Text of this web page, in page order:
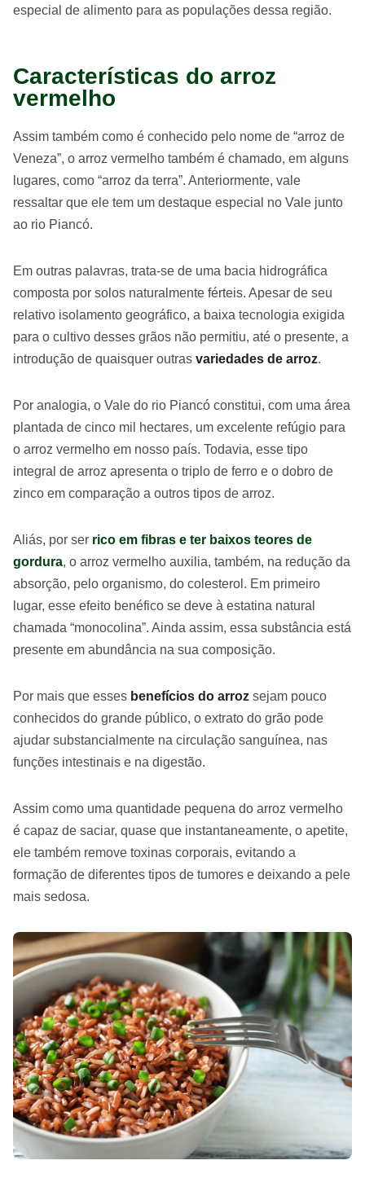
especial de alimento para as populações dessa região.
Características do arroz
vermelho
Assim também como é conhecido pelo nome de “arroz de
Veneza”, o arroz vermelho também é chamado, em alguns
lugares, como “arroz da terra”. Anteriormente, vale
ressaltar que ele tem um destaque especial no Vale junto
ao rio Piancó.
Em outras palavras, trata-se de uma bacia hidrográfica
composta por solos naturalmente férteis. Apesar de seu
relativo isolamento geográfico, a baixa tecnologia exigida
para o cultivo desses grãos não permitiu, até o presente, a
introdução de quaisquer outras variedades de arroz.
Por analogia, o Vale do rio Piancó constitui, com uma área
plantada de cinco mil hectares, um excelente refúgio para
o arroz vermelho em nosso país. Todavia, esse tipo
integral de arroz apresenta o triplo de ferro e o dobro de
zinco em comparação a outros tipos de arroz.
Aliás, por ser rico em fibras e ter baixos teores de
gordura, o arroz vermelho auxilia, também, na redução da
absorção, pelo organismo, do colesterol. Em primeiro
lugar, esse efeito benéfico se deve à estatina natural
chamada “monocolina”. Ainda assim, essa substância está
presente em abundância na sua composição.
Por mais que esses benefícios do arroz sejam pouco
conhecidos do grande público, o extrato do grão pode
ajudar substancialmente na circulação sanguínea, nas
funções intestinais e na digestão.
Assim como uma quantidade pequena do arroz vermelho
é capaz de saciar, quase que instantaneamente, o apetite,
ele também remove toxinas corporais, evitando a
formação de diferentes tipos de tumores e deixando a pele
mais sedosa.